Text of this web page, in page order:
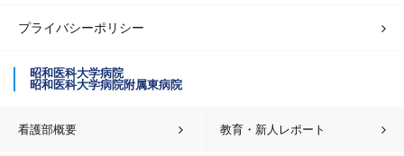
プライバシーポリシー
昭和医科大学病院
昭和医科大学病院附属東病院
看護部概要 教育・新人レポート